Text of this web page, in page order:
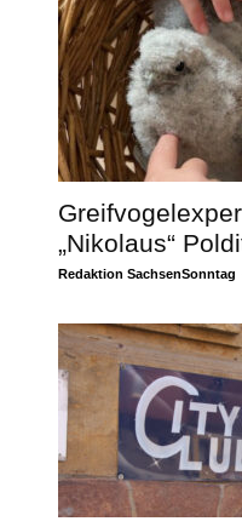
„Nikolaus“
Redaktion SachsenSonntag